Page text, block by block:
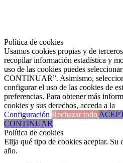
Política de cookies
Usamos cookies propias y de
recopilar información estadística y
uso de las cookies puedes
CONTINUAR”. Asimismo,
configurar el uso de las cookies de
preferencias. Para obtener más
cookies y sus derechos, acceda a la
Configuración Rechazar todo
CONTINUAR
Política de cookies
Elija qué tipo de cookies aceptar. Su
año.